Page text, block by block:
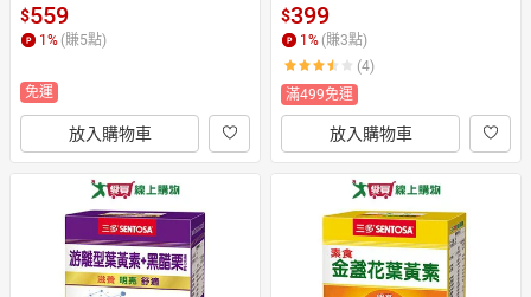
$559
1 % (賺5點)
免運
放入購物車
$399
1 % (賺3點)
(4)
滿499免運
放入購物車